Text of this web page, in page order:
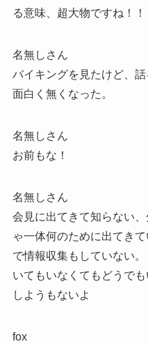
る意味、超大物ですね！！
名無しさん
バイキングを見たけど、
面白く無くなった。
名無しさん
お前もな！
名無しさん
会見に出てきて知らない
ゃ一体何のために出てき
で情報収集もしていない。
いてもいなくてもどうで
しようもないよ
fox